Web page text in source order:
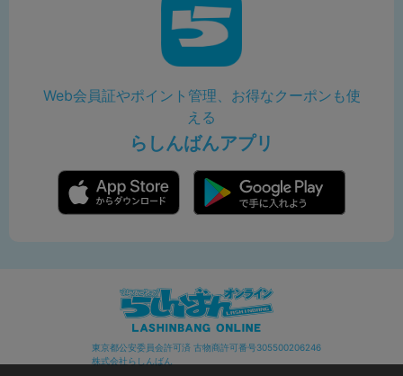
Web会員証やポイント管理、お得なクーポンも使
える
らしんばんアプリ
東京都公安委員会許可済 古物商許可番号305500206246
株式会社らしんばん